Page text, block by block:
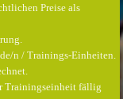
Preise als
n / Trainings-Einheiten.
Trainingseinheit fällig